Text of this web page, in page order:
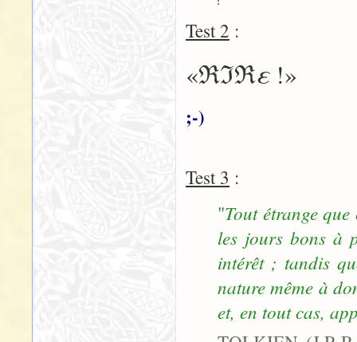
Test 2 :
«ℜℑℜε!»
;-)
Test 3 :
"Tout étrange
les jours bons à
intérêt ; tandis
nature même à
et, en tout cas,